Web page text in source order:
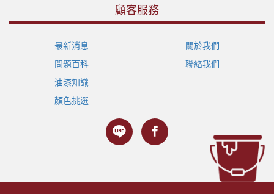
顧客服務
最新消息
問題百科
油漆知識
顏色挑選
關於我們
聯絡我們